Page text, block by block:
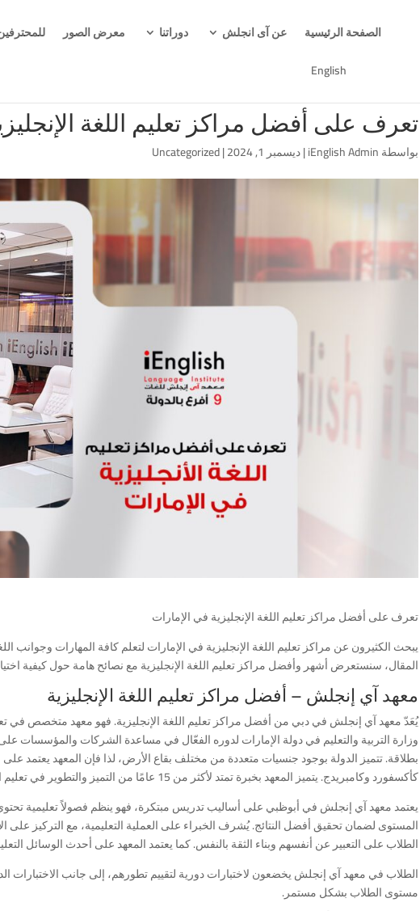
الصفحة الرئيسية عن آى انجلش دوراتنا معرض الصور
English
تعرف على أفضل مراكز تعليم اللغة
بواسطةiEnglish Admin
|ديسمبر 1, 2024 |
Uncategorized
تعرف على أفضل مراكز تعليم اللغة الإنجليزية في الإمارات
يبحث الكثيرون عن مراكز تعليم اللغة الإنجليزية في الإمارات لتعلم كافة المهارات وجوانب
المقال، سنستعرض أشهر وأفضل مراكز تعليم اللغة الإنجليزية مع نصائح هامة حول كيفية
معهد آي إنجلش– أفضل مراكز تعليم اللغة الإنجليزية
يُعَدّ معهد آي إنجلش في دبي من أفضل مراكز تعليم اللغة الإنجليزية. فهو معهد متخصص في
وزارة التربية والتعليم في دولة الإمارات لدوره الفعّال في مساعدة الشركات والمؤسسات على
بطلاقة. تتميز الدولة بوجود جنسيات متعددة من مختلف بقاع الأرض، لذا فإن المعهد يعتمد
كأكسفورد وكامبريدج. يتميز المعهد بخبرة تمتد لأكثر من 15 عامًا من التميز والتطوير في تعليم اللغة الإنجليزية.
يعتمد معهد آي إنجلش في أبوظبي على أساليب تدريس مبتكرة، فهو ينظم فصولاً تعليمية
المستوى لضمان تحقيق أفضل النتائج. يُشرف الخبراء على العملية التعليمية، مع التركيز على
الطلاب على التعبير عن أنفسهم وبناء الثقة بالنفس. كما يعتمد المعهد على أحدث الوسائل
الطلاب في معهد آي إنجلش يخضعون لاختبارات دورية لتقييم تطورهم، إلى جانب الاختبارات
مستوى الطلاب بشكل مستمر.